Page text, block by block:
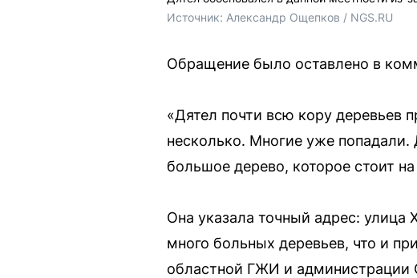
Источник: Александр Ощепков / NGS.RU
Обращение было оставлено в
«Дятел почти всю кору деревьев
несколько. Многие уже
большое дерево, которое стоит
Она указала точный адрес: улица
много больных деревьев, что и
областной ГЖИ и администрации